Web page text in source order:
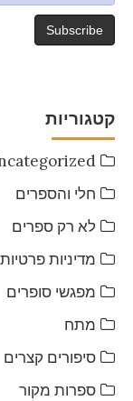
קטגוריות
חלי והספרים
לא רק ספרים
מדיניות פרטיות
מפגשי סופרים
מתח
סיפורים קצרים
ספרות מקור